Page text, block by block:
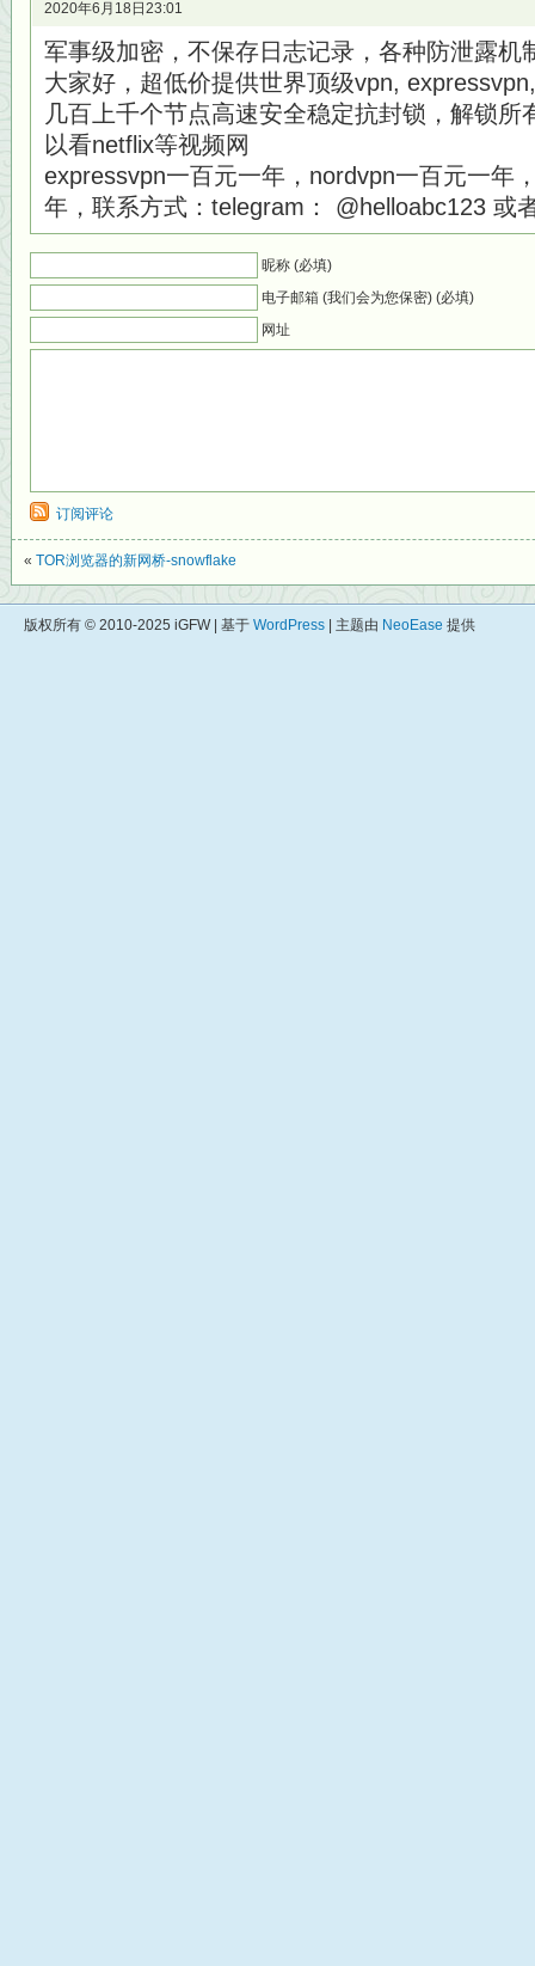
2020年6月18日23:01
军事级加密，不保存日志记录，各种防泄露机
大家好，超低价提供世界顶级vpn,
几百上千个节点高速安全稳定抗封锁，解锁所
以看netflix等视频网
expressvpn一百元一年，nordvpn一百元一年
年，联系方式：telegram： @helloabc123 或
昵称 (必填)
电子邮箱 (我们会为您保密) (必填)
网址
订阅评论
« TOR浏览器的新网桥-snowflake
版权所有 © 2010-2025 iGFW | 基于 WordPress | 主题由 NeoEase 提供